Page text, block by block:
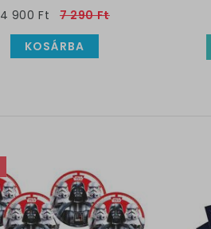
4 900 Ft
7 290 Ft
KOSÁRBA